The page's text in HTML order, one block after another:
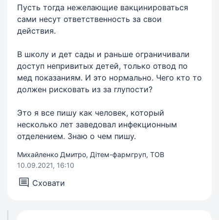
Пусть тогда нежелающие вакцинироваться
сами несут ответственность за свои
действия.
В школу и дет сады и раньше ограничивали
доступ непривитых детей, только отвод по
мед показаниям. И это нормально. Чего кто то
должен рисковать из за глупости?
Это я все пишу как человек, который
несколько лет заведовал инфекционным
отделением. Знаю о чем пишу.
Михайленко Дмитро, Дітем-фармгруп, ТОВ
10.09.2021, 16:10
Сховати